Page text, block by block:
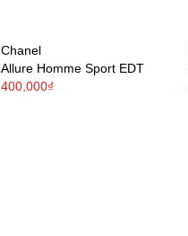
Chanel
Allure Homme Sport EDT
400,000₫